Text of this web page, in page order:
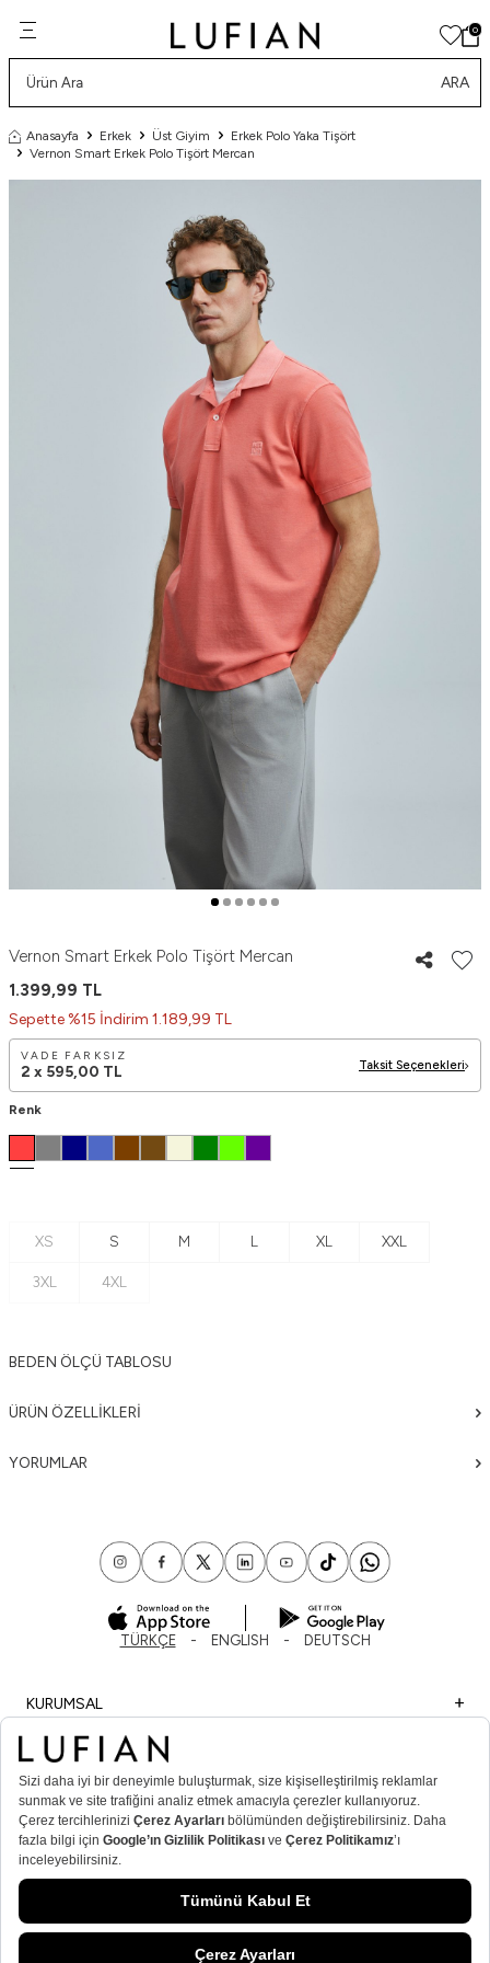
0
ARA
Anasayfa Erkek Üst Giyim
Erkek Polo Yaka Tişört
Vernon Smart Erkek Polo Tişört Mercan
Vernon Smart Erkek Polo Tişört Mercan
1.399,99 TL
Sepette %15 İndirim 1.189,99 TL
VADE FARKSIZ
2 x 595,00 TL Taksit Seçenekleri
Renk
XS S M L XL XXL
3XL 4XL
BEDEN ÖLÇÜ TABLOSU
ÜRÜN ÖZELLIKLERI
YORUMLAR
TÜRKÇE ENGLISH DEUTSCH
KURUMSAL
ALIŞVERİŞ
ÖNEMLİ BİLGİLER
ÜYE
ERKEK POPÜLER KATEGORİLER
KADIN POPÜLER KATEGORİLER
© Lufian.com 2026 Tüm Hakları Saklıdır